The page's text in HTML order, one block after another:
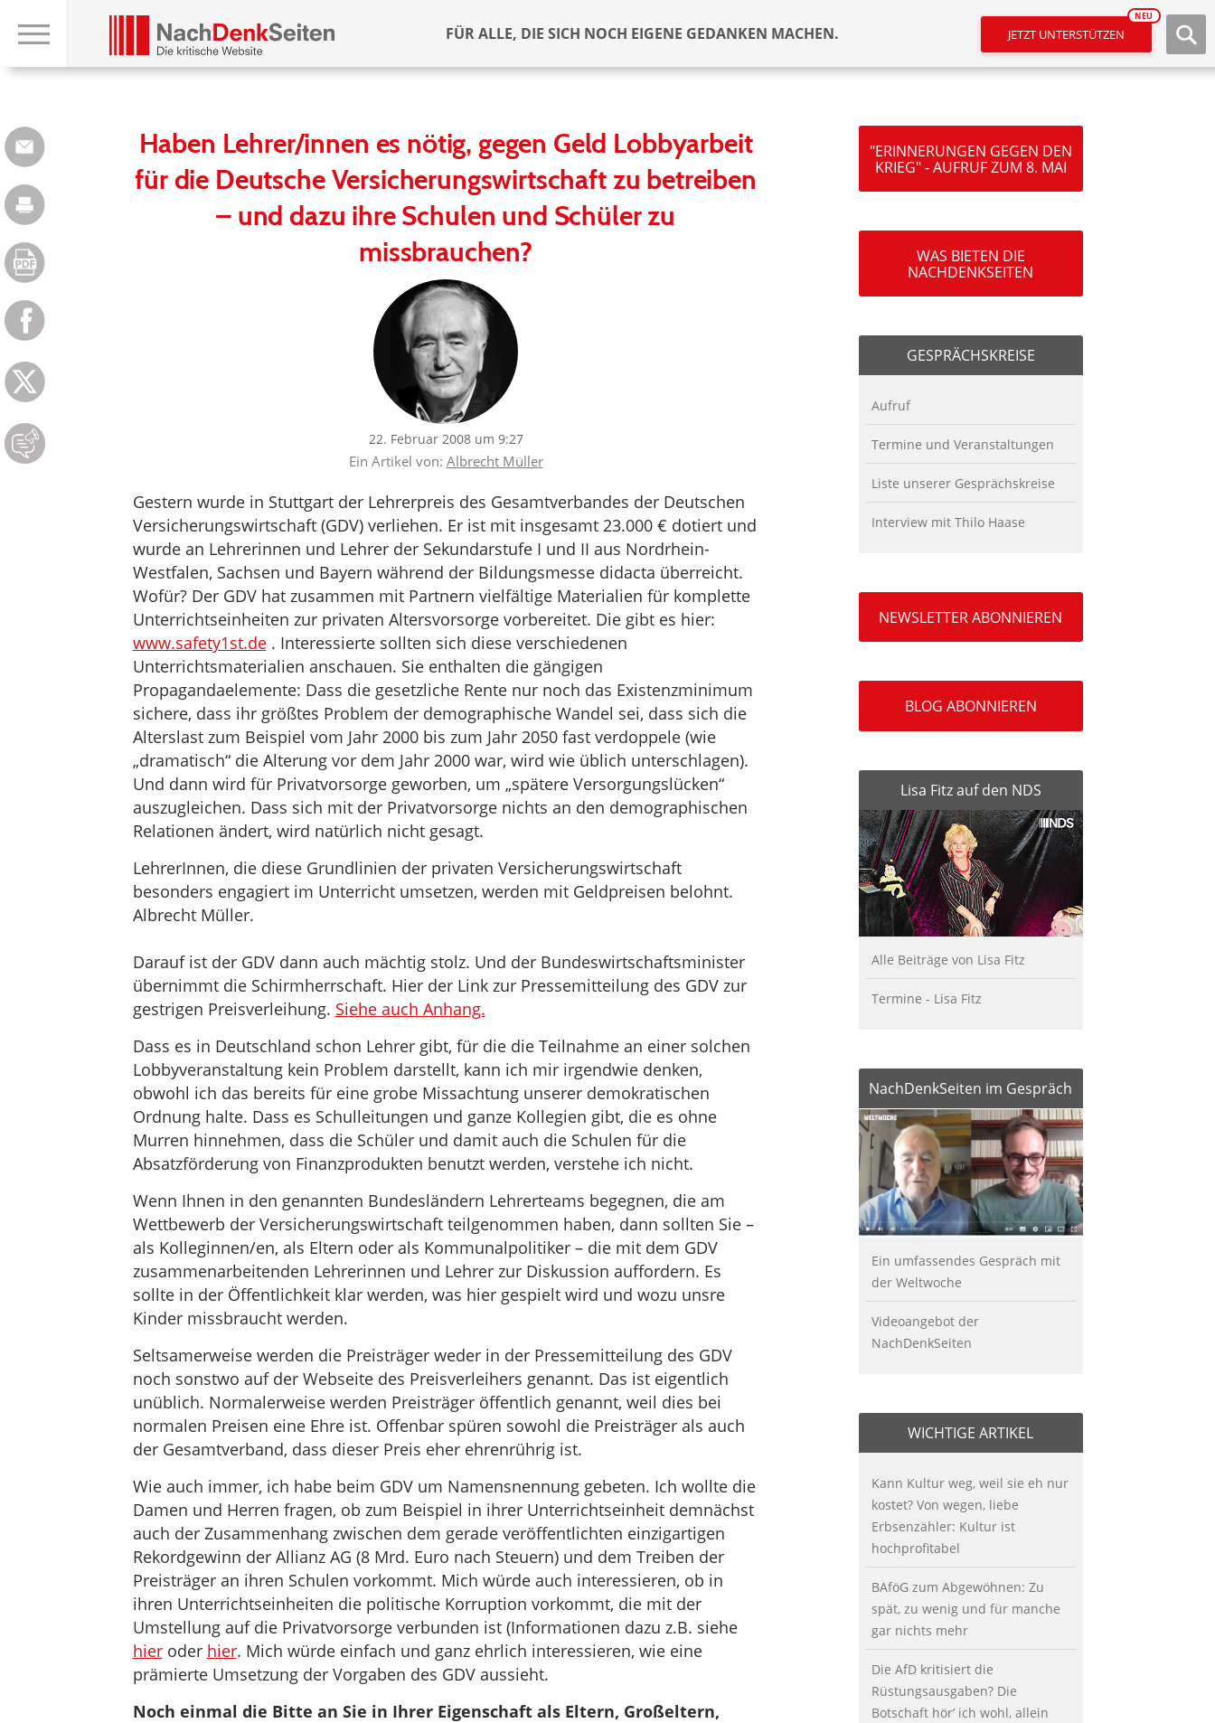
FÜR ALLE, DIE SICH NOCH EIGENE GEDANKEN MACHEN. JETZT UNTERSTÜTZEN
NEU
Haben Lehrer/innen es nötig, gegen Geld Lobbyarbeit
für die Deutsche Versicherungswirtschaft zu betreiben
– und dazu ihre Schulen und Schüler zu
missbrauchen?
22. Februar 2008 um 9:27
Ein Artikel von: Albrecht Müller
Gestern wurde in Stuttgart der Lehrerpreis des Gesamtverbandes der Deutschen
Versicherungswirtschaft (GDV) verliehen. Er ist mit insgesamt 23.000 € dotiert und
wurde an Lehrerinnen und Lehrer der Sekundarstufe I und II aus Nordrhein-
Westfalen, Sachsen und Bayern während der Bildungsmesse didacta überreicht.
Wofür? Der GDV hat zusammen mit Partnern vielfältige Materialien für komplette
Unterrichtseinheiten zur privaten Altersvorsorge vorbereitet. Die gibt es hier:
www.safety1st.de. Interessierte sollten sich diese verschiedenen
Unterrichtsmaterialien anschauen. Sie enthalten die gängigen
Propagandaelemente: Dass die gesetzliche Rente nur noch das Existenzminimum
sichere, dass ihr größtes Problem der demographische Wandel sei, dass sich die
Alterslast zum Beispiel vom Jahr 2000 bis zum Jahr 2050 fast verdoppele (wie
„dramatisch“ die Alterung vor dem Jahr 2000 war, wird wie üblich unterschlagen).
Und dann wird für Privatvorsorge geworben, um „spätere Versorgungslücken“
auszugleichen. Dass sich mit der Privatvorsorge nichts an den demographischen
Relationen ändert, wird natürlich nicht gesagt.
LehrerInnen, die diese Grundlinien der privaten Versicherungswirtschaft
besonders engagiert im Unterricht umsetzen, werden mit Geldpreisen belohnt.
Albrecht Müller.
Darauf ist der GDV dann auch mächtig stolz. Und der Bundeswirtschaftsminister
übernimmt die Schirmherrschaft. Hier der Link zur Pressemitteilung des GDV zur
gestrigen Preisverleihung. Siehe auch Anhang.
Dass es in Deutschland schon Lehrer gibt, für die die Teilnahme an einer solchen
Lobbyveranstaltung kein Problem darstellt, kann ich mir irgendwie denken,
obwohl ich das bereits für eine grobe Missachtung unserer demokratischen
Ordnung halte. Dass es Schulleitungen und ganze Kollegien gibt, die es ohne
Murren hinnehmen, dass die Schüler und damit auch die Schulen für die
Absatzförderung von Finanzprodukten benutzt werden, verstehe ich nicht.
Wenn Ihnen in den genannten Bundesländern Lehrerteams begegnen, die am
Wettbewerb der Versicherungswirtschaft teilgenommen haben, dann sollten Sie –
als Kolleginnen/en, als Eltern oder als Kommunalpolitiker – die mit dem GDV
zusammenarbeitenden Lehrerinnen und Lehrer zur Diskussion auffordern. Es
sollte in der Öffentlichkeit klar werden, was hier gespielt wird und wozu unsre
Kinder missbraucht werden.
Seltsamerweise werden die Preisträger weder in der Pressemitteilung des GDV
noch sonstwo auf der Webseite des Preisverleihers genannt. Das ist eigentlich
unüblich. Normalerweise werden Preisträger öffentlich genannt, weil dies bei
normalen Preisen eine Ehre ist. Offenbar spüren sowohl die Preisträger als auch
der Gesamtverband, dass dieser Preis eher ehrenrührig ist.
Wie auch immer, ich habe beim GDV um Namensnennung gebeten. Ich wollte die
Damen und Herren fragen, ob zum Beispiel in ihrer Unterrichtseinheit demnächst
auch der Zusammenhang zwischen dem gerade veröffentlichten einzigartigen
Rekordgewinn der Allianz AG (8 Mrd. Euro nach Steuern) und dem Treiben der
Preisträger an ihren Schulen vorkommt. Mich würde auch interessieren, ob in
ihren Unterrichtseinheiten die politische Korruption vorkommt, die mit der
Umstellung auf die Privatvorsorge verbunden ist (Informationen dazu z.B. siehe
hieroder hier. Mich würde einfach und ganz ehrlich interessieren, wie eine
prämierte Umsetzung der Vorgaben des GDV aussieht.
Noch einmal die Bitte an Sie in Ihrer Eigenschaft als Eltern, Großeltern,
"ERINNERUNGEN GEGEN DEN
KRIEG" - AUFRUF ZUM 8. MAI
WAS BIETEN DIE
NACHDENKSEITEN
GESPRÄCHSKREISE
Aufruf
Termine und Veranstaltungen
Liste unserer Gesprächskreise
Interview mit Thilo Haase
NEWSLETTER ABONNIEREN
BLOG ABONNIEREN
Lisa Fitz auf den NDS
Alle Beiträge von Lisa Fitz
Termine - Lisa Fitz
NachDenkSeiten im Gespräch
Ein umfassendes Gespräch mit
der Weltwoche
Videoangebot der
NachDenkSeiten
WICHTIGE ARTIKEL
Kann Kultur weg, weil sie eh nur
kostet? Von wegen, liebe
Erbsenzähler: Kultur ist
hochprofitabel
BAföG zum Abgewöhnen: Zu
spät, zu wenig und für manche
gar nichts mehr
Die AfD kritisiert die
Rüstungsausgaben? Die
Botschaft hör’ ich wohl, allein